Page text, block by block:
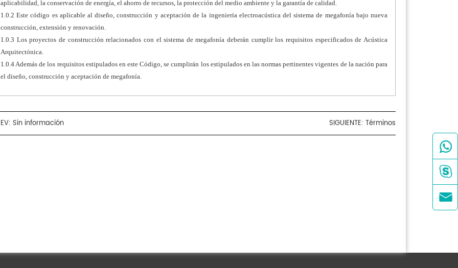
aplicabilidad, la conservación de energía, el ahorro de recursos, la protección del medio ambiente y la garantía de calidad.
1.0.2 Este código es aplicable al diseño, construcción y aceptación de la ingeniería electroacústica del sistema de megafonía bajo nueva
construcción, extensión y renovación.
1.0.3 Los proyectos de construcción relacionados con el sistema de megafonía deberán cumplir los requisitos especificados de Acústica
Arquitectónica.
1.0.4 Además de los requisitos estipulados en este Código, se cumplirán los estipulados en las normas pertinentes vigentes de la nación para
el diseño, construcción y aceptación de megafonía.
Sin información SIGUIENTE: Términos


